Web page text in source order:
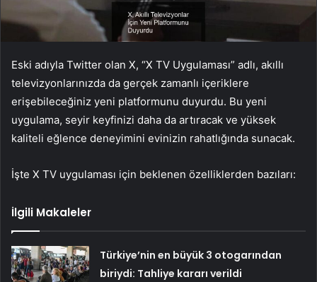
Eski adıyla Twitter olan X, “X TV Uygulaması” adlı, akıllı
televizyonlarınızda da gerçek zamanlı içeriklere
erişebileceğiniz yeni platformunu duyurdu. Bu yeni
uygulama, seyir keyfinizi daha da artıracak ve yüksek
kaliteli eğlence deneyimini evinizin rahatlığında sunacak.
İşte X TV uygulaması için beklenen özelliklerden bazıları:
İlgili Makaleler
Türkiye’nin en büyük 3 otogarından
biriydi: Tahliye kararı verildi